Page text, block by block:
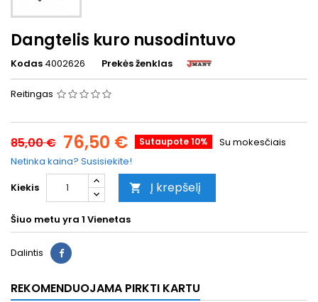
Dangtelis kuro nusodintuvo
Kodas 4002626 Prekės ženklas
Reitingas
85,00 € 76,50 € Sutaupote 10%
Su mokesčiais
Netinka kaina? Susisiekite!
Kiekis
 Į krepšelį
Šiuo metu yra 1 Vienetas
Dalintis
REKOMENDUOJAMA PIRKTI KARTU